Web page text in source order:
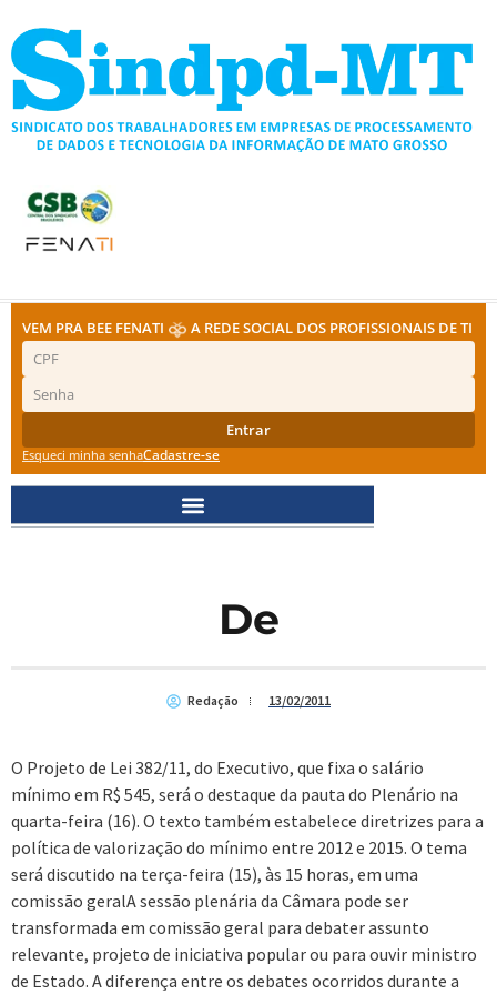
para
conteúdo
VEM PRA BEE FENATI A REDE SOCIAL DOS PROFISSIONAIS DE TI
Entrar
Esqueci minha senhaCadastre-se
De
Redação 13/02/2011
O Projeto de Lei 382/11, do Executivo, que fixa o salário
mínimo em R$ 545, será o destaque da pauta do Plenário na
quarta-feira (16). O texto também estabelece diretrizes para a
política de valorização do mínimo entre 2012 e 2015. O tema
será discutido na terça-feira (15), às 15 horas, em uma
comissão geralA sessão plenária da Câmara pode ser
transformada em comissão geral para debater assunto
relevante, projeto de iniciativa popular ou para ouvir ministro
de Estado. A diferença entre os debates ocorridos durante a